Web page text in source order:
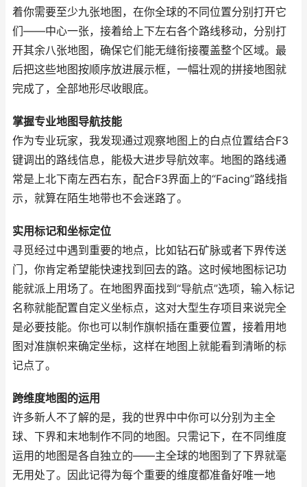
着你需要至少九张地图，在你全球的不同位置分别打开它
们——中心一张，接着给上下左右各个路线移动，分别打
开其余八张地图，确保它们能无缝衔接覆盖整个区域。最
后把这些地图按顺序放进展示框，一幅壮观的拼接地图就
完成了，全部地形尽收眼底。
掌握专业地图导航技能
作为专业玩家，我发现通过观察地图上的白点位置结合F3
键调出的路线信息，能极大进步导航效率。地图的路线通
常是上北下南左西右东，配合F3界面上的“Facing”路线指
示，就算在陌生地带也不会迷路了。
实用标记和坐标定位
寻觅经过中遇到重要的地点，比如钻石矿脉或者下界传送
门，你肯定希望能快速找到回去的路。这时候地图标记功
能就派上用场了。在地图界面找到“导航点”选项，输入标记
名称就能配置自定义坐标点，这对大型生存项目来说完全
是必要技能。你也可以制作旗帜插在重要位置，接着用地
图对准旗帜来确定坐标，这样在地图上就能看到清晰的标
记点了。
跨维度地图的运用
许多新人不了解的是，我的世界中中你可以分别为主全
球、下界和末地制作不同的地图。只需记下，在不同维度
运用的地图是各自独立的——主全球的地图到了下界就毫
无用处了。因此记得为每个重要的维度都准备好唯一地